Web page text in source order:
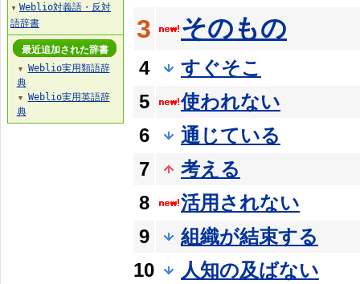
3
そのもの
4
すぐそこ
5
使われない
6
通じている
7
考える
8
活用されない
9
組織が結束する
10
人知の及ばない
▼ Weblio対義語・反対
語辞書
最近追加された辞書
▼
Weblio実用類語辞
典
▼
Weblio実用英語辞
典